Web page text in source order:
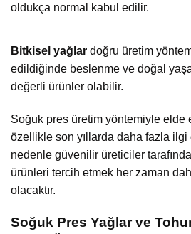
oldukça normal kabul edilir.
Bitkisel yağlar doğru üretim
edildiğinde beslenme ve doğal
değerli ürünler olabilir.
Soğuk pres üretim yöntemiyle elde
özellikle son yıllarda daha fazla ilgi
nedenle güvenilir üreticiler
ürünleri tercih etmek her zaman
olacaktır.
Soğuk Pres Yağlar ve